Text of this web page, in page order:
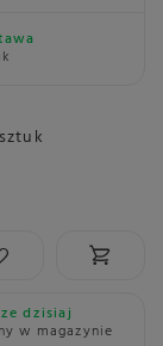
dzisiaj
w magazynie